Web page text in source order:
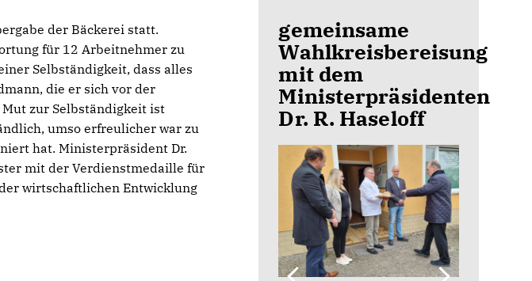
der Bäckerei statt.
für 12 Arbeitnehmer zu
Selbständigkeit, dass alles
die er sich vor der
zur Selbständigkeit ist
umso erfreulicher war zu
hat. Ministerpräsident Dr.
mit der Verdienstmedaille für
wirtschaftlichen Entwicklung
gemeinsame
Wahlkreisbereisung
mit dem
Ministerpräsidenten
Dr. R. Haseloff